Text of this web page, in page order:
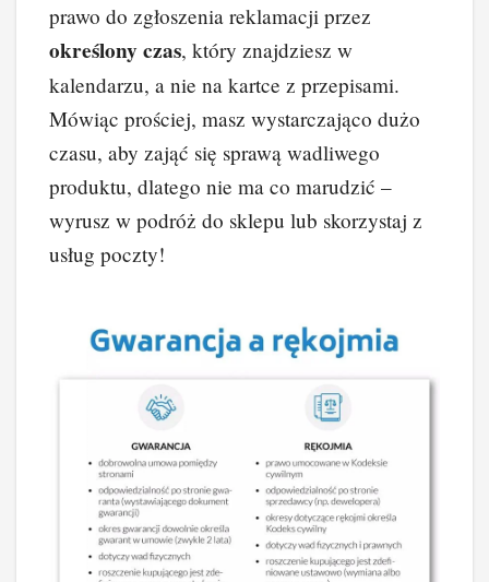
prawo do zgłoszenia reklamacji przez
określony czas, który znajdziesz w
kalendarzu, a nie na kartce z przepisami.
Mówiąc prościej, masz wystarczająco dużo
czasu, aby zająć się sprawą wadliwego
produktu, dlatego nie ma co marudzić –
wyrusz w podróż do sklepu lub skorzystaj z
usług poczty!